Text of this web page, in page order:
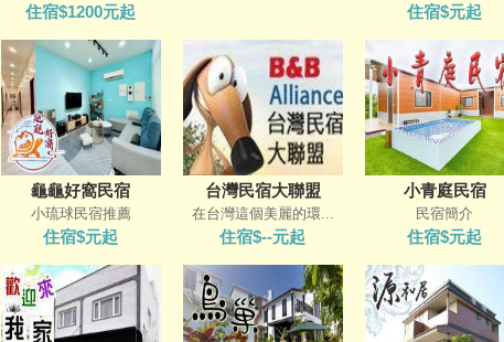
住宿$1200元起 住宿$元起
龜龜好窩民宿
小琉球民宿推薦
住宿$元起
台灣民宿大聯盟
在台灣這個美麗的環...
住宿$--元起
小青庭民宿
民宿簡介
住宿$元起